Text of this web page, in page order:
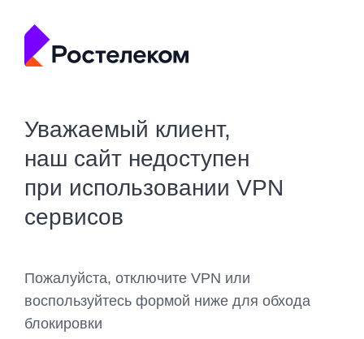
Уважаемый клиент,
наш сайт недоступен
при использовании VPN
сервисов
Пожалуйста, отключите VPN или
воспользуйтесь формой ниже для обхода
блокировки